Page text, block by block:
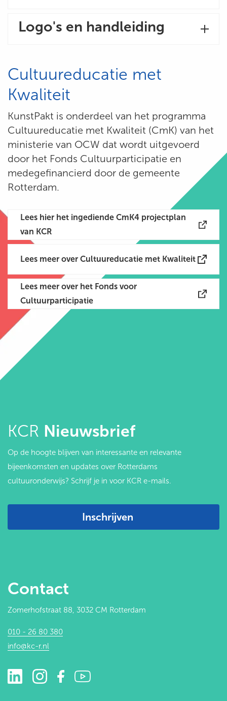
Logo's en handleiding
Cultuureducatie met
Kwaliteit
KunstPakt is onderdeel van het programma
Cultuureducatie met Kwaliteit (CmK) van het
ministerie van OCW dat wordt uitgevoerd
door het Fonds Cultuurparticipatie en
medegefinancierd door de gemeente
Rotterdam.
Lees hier het ingediende CmK4 projectplan
van KCR
Lees meer over Cultuureducatie met Kwaliteit
Lees meer over het Fonds voor
Cultuurparticipatie
KCR Nieuwsbrief
Op de hoogte blijven van interessante en relevante
bijeenkomsten en updates over Rotterdams
cultuuronderwijs? Schrijf je in voor KCR e-mails.
Inschrijven
Contact
Zomerhofstraat 88, 3032 CM Rotterdam
010 - 26 80 380
info@kc-r.nl